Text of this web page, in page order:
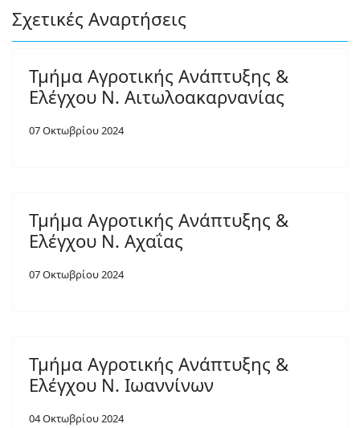
Σχετικές Αναρτήσεις
Τμήμα Αγροτικής Ανάπτυξης &
Ελέγχου Ν. Αιτωλοακαρνανίας
07 Οκτωβρίου 2024
Τμήμα Αγροτικής Ανάπτυξης &
Ελέγχου Ν. Αχαΐας
07 Οκτωβρίου 2024
Τμήμα Αγροτικής Ανάπτυξης &
Ελέγχου Ν. Ιωαννίνων
04 Οκτωβρίου 2024